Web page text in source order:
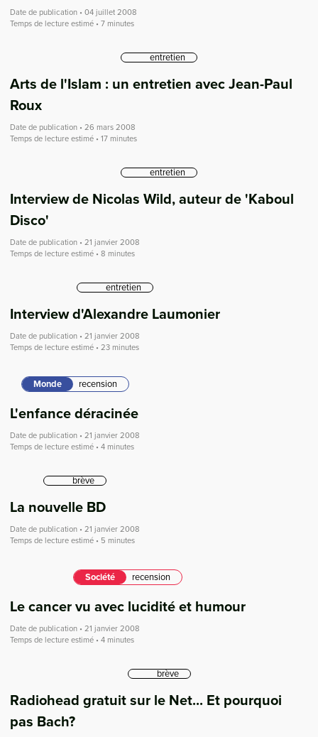
Date de publication • 04 juillet 2008
Temps de lecture estimé • 7 minutes
entretien
Arts de l'Islam : un entretien avec Jean-Paul
Roux
Date de publication • 26 mars 2008
Temps de lecture estimé • 17 minutes
entretien
Interview de Nicolas Wild, auteur de 'Kaboul
Disco'
Date de publication • 21 janvier 2008
Temps de lecture estimé • 8 minutes
entretien
Interview d'Alexandre Laumonier
Date de publication • 21 janvier 2008
Temps de lecture estimé • 23 minutes
Monde recension
L'enfance déracinée
Date de publication • 21 janvier 2008
Temps de lecture estimé • 4 minutes
brève
La nouvelle BD
Date de publication • 21 janvier 2008
Temps de lecture estimé • 5 minutes
Société recension
Le cancer vu avec lucidité et humour
Date de publication • 21 janvier 2008
Temps de lecture estimé • 4 minutes
brève
Radiohead gratuit sur le Net... Et pourquoi
pas Bach?